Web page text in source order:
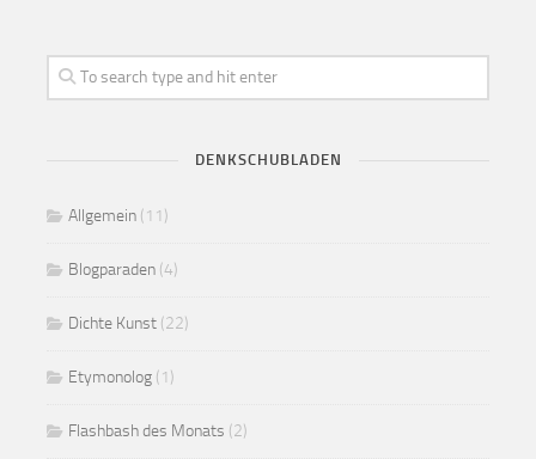
DENKSCHUBLADEN
Allgemein (11)
Blogparaden (4)
Dichte Kunst (22)
Etymonolog (1)
Flashbash des Monats (2)